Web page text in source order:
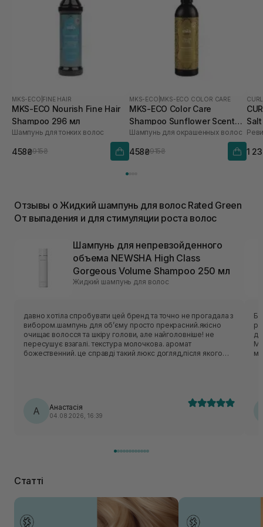
MKS-ECO FINE HAIR
MKS-ECO Nourish Fine Hair
Shampoo 296 мл
Шампунь для тонких волос
458₴915₴
MKS-ECO MKS-ECO COLOR CARE
MKS-ECO Color Care
Shampoo Sunflower Scent
296 мл
Шампунь для окрашенных волос
458₴915₴ 1
Отзывы о Жидкий шампунь для волос Rated Green
От выпадения и для стимуляции роста волос
Шампунь для непревзойденного
объема NEWSHA High Class
Gorgeous Volume Shampoo 250 мл
Жидкий шампунь для волос
давно хотіла спробувати цей бренд та точно не прогадала з
вибором.шампунь для обʼєму просто прекрасний.якісно
очищає волосся та шкіру голови, але найголовніше! не
пересушує взагалі. текстура молочкова. аромат
божественний. це справді такий люкс догляд,після якого
А Анастасія
04.08.2026, 16:39
Статті